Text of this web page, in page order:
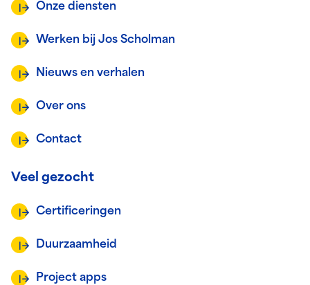
Onze diensten
Werken bij Jos Scholman
Nieuws en verhalen
Over ons
Contact
Veel gezocht
Certificeringen
Duurzaamheid
Project apps